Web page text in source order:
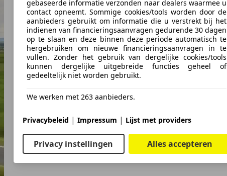
gebaseerde informatie verzonden naar dealers waarmee u
contact opneemt. Sommige cookies/tools worden door de
aanbieders gebruikt om informatie die u verstrekt bij het
indienen van financieringsaanvragen gedurende 30 dagen
op te slaan en deze binnen deze periode automatisch te
hergebruiken om nieuwe financieringsaanvragen in te
vullen. Zonder het gebruik van dergelijke cookies/tools
kunnen dergelijke uitgebreide functies geheel of
gedeeltelijk niet worden gebruikt.
We werken met 263 aanbieders.
Privacybeleid | Impressum | Lijst met providers
Privacy instellingen Alles accepteren